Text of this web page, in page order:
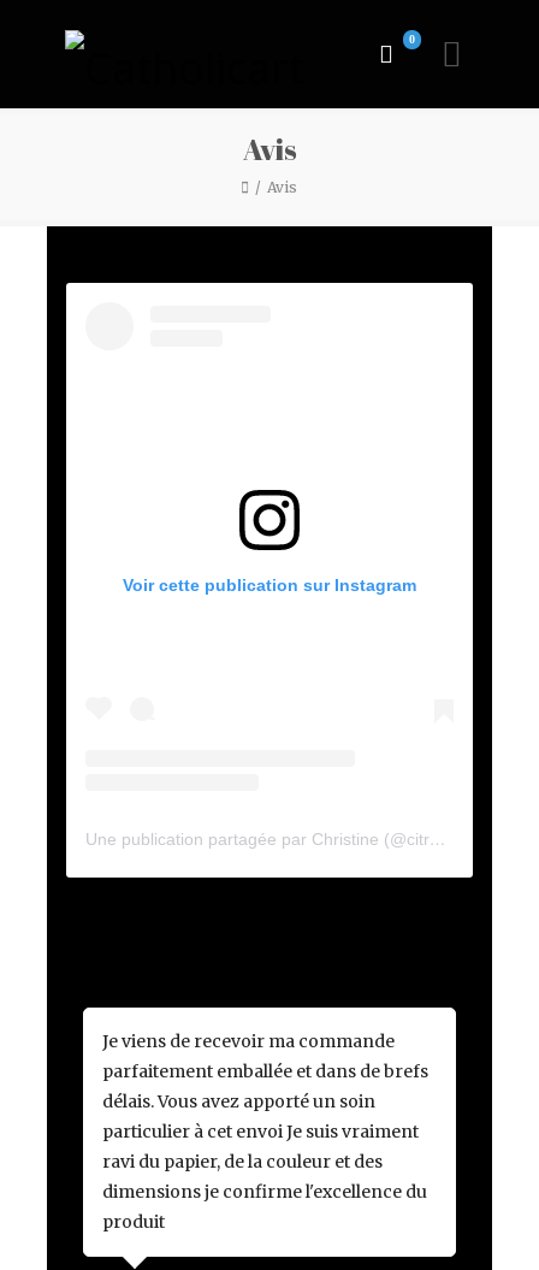
0
Avis
Avis
Voir cette publication sur Instagram
Une publication partagée par Christine (@citrouille_et_cannelle)
Je viens de recevoir ma commande
parfaitement emballée et dans de brefs
délais. Vous avez apporté un soin
particulier à cet envoi Je suis vraiment
ravi du papier, de la couleur et des
dimensions je confirme l'excellence du
produit